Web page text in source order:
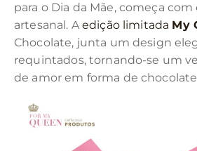
para o Dia da Mãe, começa
artesanal. Aedição limitada My
Chocolate, junta um design
requintados, tornando-se um
de amor em forma de